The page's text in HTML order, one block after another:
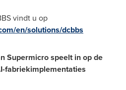
vindt u op
en/solutions/dcbbs
Supermicro speelt in op de
fabriekimplementaties